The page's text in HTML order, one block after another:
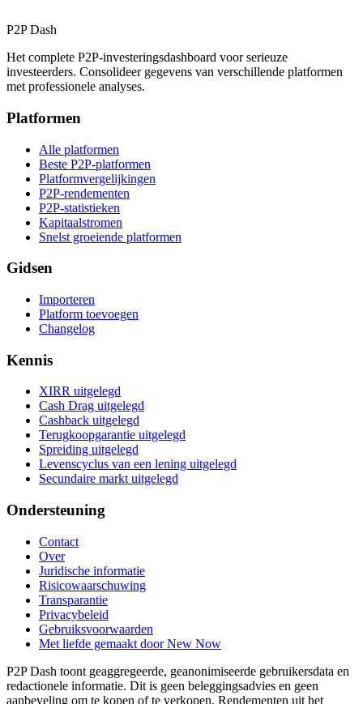
P2P Dash
Het complete P2P-investeringsdashboard voor serieuze
investeerders. Consolideer gegevens van verschillende platformen
met professionele analyses.
Platformen
Alle platformen
Beste P2P-platformen
Platformvergelijkingen
P2P-rendementen
P2P-statistieken
Kapitaalstromen
Snelst groeiende platformen
Gidsen
Importeren
Platform toevoegen
Changelog
Kennis
XIRR uitgelegd
Cash Drag uitgelegd
Cashback uitgelegd
Terugkoopgarantie uitgelegd
Spreiding uitgelegd
Levenscyclus van een lening uitgelegd
Secundaire markt uitgelegd
Ondersteuning
Contact
Over
Juridische informatie
Risicowaarschuwing
Transparantie
Privacybeleid
Gebruiksvoorwaarden
Met liefde gemaakt door New Now
P2P Dash toont geaggregeerde, geanonimiseerde gebruikersdata en
redactionele informatie. Dit is geen beleggingsadvies en geen
aanbeveling om te kopen of te verkopen. Rendementen uit het